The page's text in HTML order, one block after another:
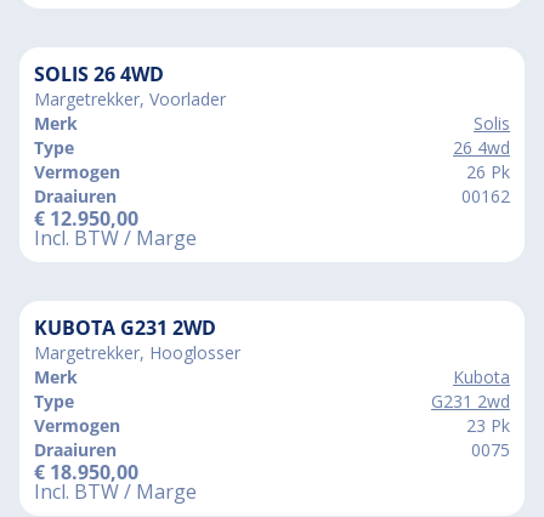
SOLIS 26 4WD
Margetrekker, Voorlader
Merk
Solis
Type
26 4wd
Vermogen
26 Pk
Draaiuren
00162
€ 12.950,00
Incl. BTW / Marge
KUBOTA G231 2WD
Margetrekker, Hooglosser
Merk
Kubota
Type
G231 2wd
Vermogen
23 Pk
Draaiuren
0075
€ 18.950,00
Incl. BTW / Marge